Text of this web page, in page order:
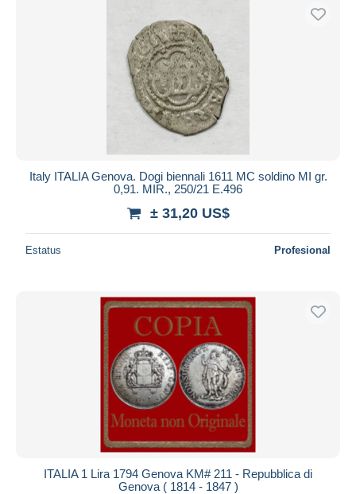
Italy ITALIA Genova. Dogi biennali 1611 MC soldino MI gr.
0,91. MIR., 250/21 E.496
± 31,20 US$
Estatus Profesional
ITALIA 1 Lira 1794 Genova KM# 211 - Repubblica di
Genova ( 1814 - 1847 )